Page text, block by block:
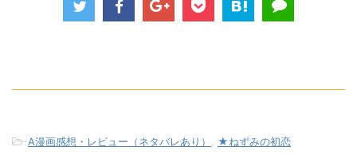
-A漫画感想・レビュー（ネタバレあり） ★ねずみの初恋